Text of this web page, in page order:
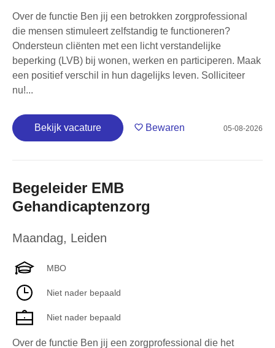
Over de functie Ben jij een betrokken zorgprofessional
die mensen stimuleert zelfstandig te functioneren?
Ondersteun cliënten met een licht verstandelijke
beperking (LVB) bij wonen, werken en participeren. Maak
een positief verschil in hun dagelijks leven. Solliciteer
nu!...
Bekijk vacature Bewaren 05-08-2026
Begeleider EMB
Gehandicaptenzorg
Maandag, Leiden
MBO
Niet nader bepaald
Niet nader bepaald
Over de functie Ben jij een zorgprofessional die het